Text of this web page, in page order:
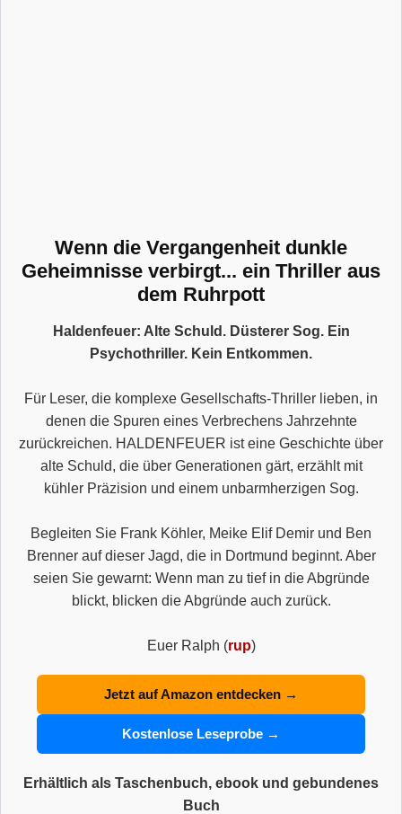
Wenn die Vergangenheit dunkle
Geheimnisse verbirgt... ein Thriller aus
dem Ruhrpott
Haldenfeuer: Alte Schuld. Düsterer Sog. Ein
Psychothriller. Kein Entkommen.
Für Leser, die komplexe Gesellschafts-Thriller lieben, in
denen die Spuren eines Verbrechens Jahrzehnte
zurückreichen. HALDENFEUER ist eine Geschichte über
alte Schuld, die über Generationen gärt, erzählt mit
kühler Präzision und einem unbarmherzigen Sog.
Begleiten Sie Frank Köhler, Meike Elif Demir und Ben
Brenner auf dieser Jagd, die in Dortmund beginnt. Aber
seien Sie gewarnt: Wenn man zu tief in die Abgründe
blickt, blicken die Abgründe auch zurück.
Euer Ralph (rup)
Jetzt auf Amazon entdecken →
Kostenlose Leseprobe →
Erhältlich als Taschenbuch, ebook und gebundenes
Buch